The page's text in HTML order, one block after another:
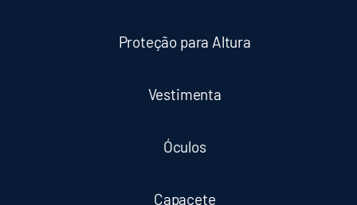
Proteção para Altura
Vestimenta
Óculos
Capacete